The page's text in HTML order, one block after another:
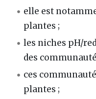
elle est
plantes ;
les niches pH/
des
ces
plantes ;